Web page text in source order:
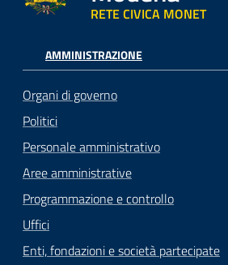
RETE CIVICA MONET
AMMINISTRAZIONE
Organi di governo
Politici
Personale amministrativo
Aree amministrative
Programmazione e controllo
Uffici
Enti, fondazioni e società partecipate